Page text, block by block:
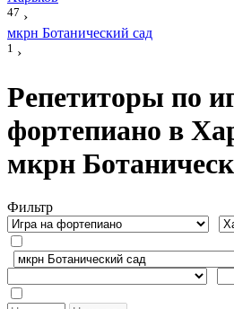
47 ›
мкрн Ботанический сад
1 ›
Репетиторы по
фортепиано в
мкрн
Фильтр